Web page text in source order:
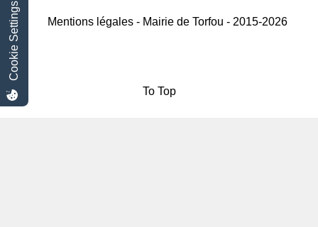
Mentions légales - Mairie de Torfou - 2015-2026
To Top
Cookie Settings